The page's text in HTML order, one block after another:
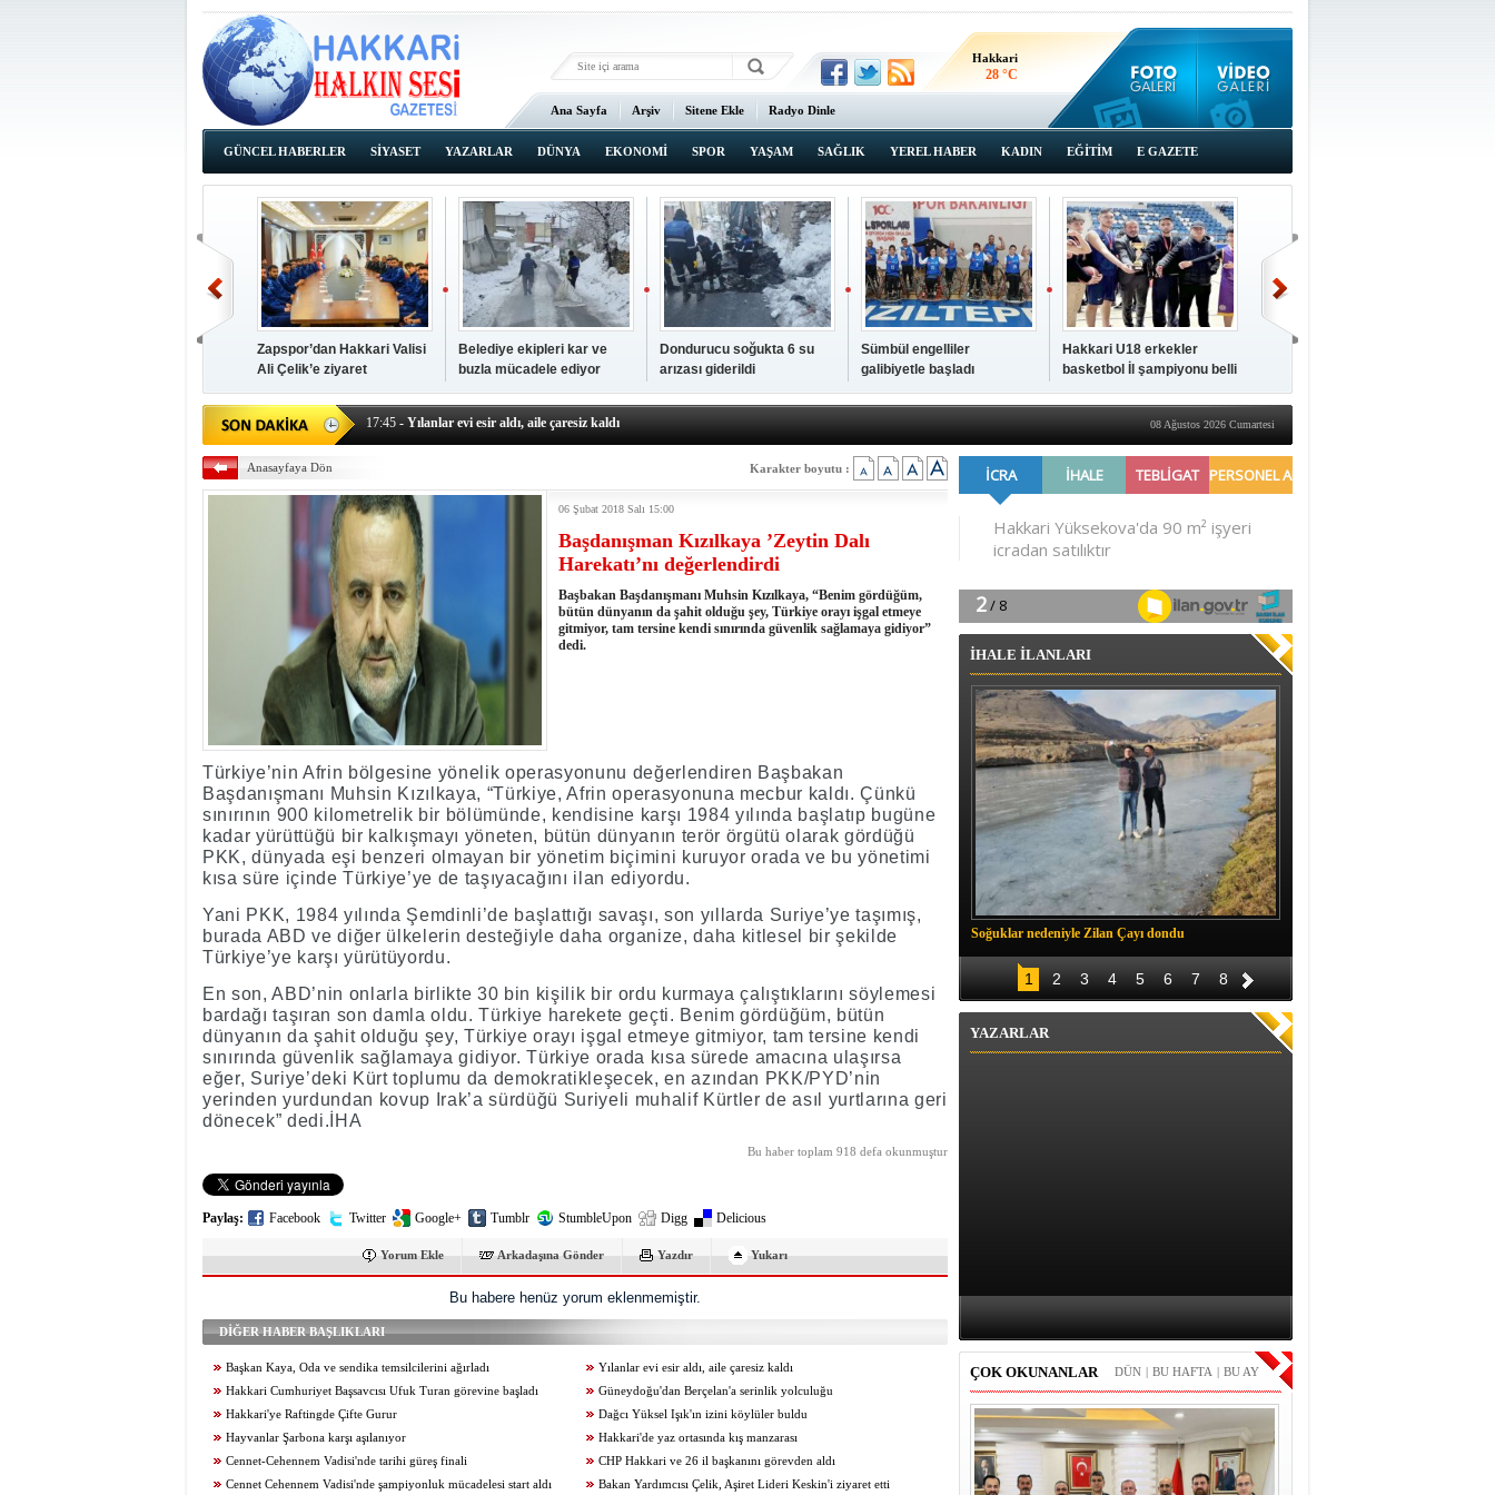
Hakkari
28 °C
Ana Sayfa Arşiv Sitene Ekle Radyo Dinle
GÜNCEL HABERLER SİYASET YAZARLAR DÜNYA EKONOMİ SPOR YAŞAM SAĞLIK YEREL HABER KADIN EĞİTİM E GAZETE
Zapspor’dan Hakkari Valisi
Ali Çelik’e ziyaret
Belediye ekipleri kar ve
buzla mücadele ediyor
Dondurucu soğukta 6 su
arızası giderildi
Sümbül engelliler
galibiyetle başladı
Hakkari U18 erkekler
basketbol İl şampiyonu belli
oldu
Toplantısı yapıldı
17:45 - Yılanlar evi esir aldı, aile çaresiz kaldı
17:43- Hakkari Cumhuriyet Başsavcısı Ufuk Turan görevine başladı
17:37- Başkan Büyüksu: Gençlerimiz için geleceğe yatırım yapıyoruz
17:35- Hakkari'ye Raftingde Çifte Gurur
17:32
- Dağcı Yüksel Işık'ın izini köylüler buldu
17:30 - Hayvanlar Şarbona karşı aşılanıyor
17:27- Hakkari'de yaz ortasında kış manzarası
19:22- Cennet-Cehennem Vadisi'nde tarihi güreş finali
19:19 - CHP Hakkari ve 26 il başkanını görevden aldı
19:17- Cennet Cehennem Vadisi'nde şampiyonluk mücadelesi start aldı
19:13- Bakan Yardımcısı Çelik, Aşiret Lideri Keskin'i ziyaret etti
19:10- Hakkari'de 503 kilogram Esrar ele geçirildi
19:08 - Bakan Yardımcısı Ali Çelik Hakkari’de sevgi seli
08 Ağustos 2026 Cumartesi
Anasayfaya Dön Karakter boyutu :
06 Şubat 2018 Salı 15:00
Başdanışman Kızılkaya ’Zeytin Dalı
Harekatı’nı değerlendirdi
Başbakan Başdanışmanı Muhsin Kızılkaya, “Benim gördüğüm,
bütün dünyanın da şahit olduğu şey, Türkiye orayı işgal etmeye
gitmiyor, tam tersine kendi sınırında güvenlik sağlamaya gidiyor”
dedi.
Türkiye’nin Afrin bölgesine yönelik operasyonunu değerlendiren Başbakan
Başdanışmanı Muhsin Kızılkaya, “Türkiye, Afrin operasyonuna mecbur kaldı. Çünkü
sınırının 900 kilometrelik bir bölümünde, kendisine karşı 1984 yılında başlatıp bugüne
kadar yürüttüğü bir kalkışmayı yöneten, bütün dünyanın terör örgütü olarak gördüğü
PKK, dünyada eşi benzeri olmayan bir yönetim biçimini kuruyor orada ve bu yönetimi
kısa süre içinde Türkiye’ye de taşıyacağını ilan ediyordu.
Yani PKK, 1984 yılında Şemdinli’de başlattığı savaşı, son yıllarda Suriye’ye taşımış,
burada ABD ve diğer ülkelerin desteğiyle daha organize, daha kitlesel bir şekilde
Türkiye’ye karşı yürütüyordu.
En son, ABD’nin onlarla birlikte 30 bin kişilik bir ordu kurmaya çalıştıklarını söylemesi
bardağı taşıran son damla oldu. Türkiye harekete geçti. Benim gördüğüm, bütün
dünyanın da şahit olduğu şey, Türkiye orayı işgal etmeye gitmiyor, tam tersine kendi
sınırında güvenlik sağlamaya gidiyor. Türkiye orada kısa sürede amacına ulaşırsa
eğer, Suriye’deki Kürt toplumu da demokratikleşecek, en azından PKK/PYD’nin
yerinden yurdundan kovup Irak’a sürdüğü Suriyeli muhalif Kürtler de asıl yurtlarına geri
dönecek” dedi.İHA
Bu haber toplam 918 defa okunmuştur
Paylaş: Facebook Twitter Google+ Tumblr StumbleUpon Digg Delicious
Yorum Ekle Arkadaşına Gönder Yazdır Yukarı
Bu habere henüz yorum eklenmemiştir.
DİĞER HABER BAŞLIKLARI
Başkan Kaya, Oda ve sendika temsilcilerini ağırladı
Yılanlar evi esir aldı, aile çaresiz kaldı
Hakkari Cumhuriyet Başsavcısı Ufuk Turan görevine başladı
Güneydoğu'dan Berçelan'a serinlik yolculuğu
Hakkari'ye Raftingde Çifte Gurur
Dağcı Yüksel Işık'ın izini köylüler buldu
Hayvanlar Şarbona karşı aşılanıyor
Hakkari'de yaz ortasında kış manzarası
Cennet-Cehennem Vadisi'nde tarihi güreş finali
CHP Hakkari ve 26 il başkanını görevden aldı
Cennet Cehennem Vadisi'nde şampiyonluk mücadelesi start aldı
Bakan Yardımcısı Çelik, Aşiret Lideri Keskin'i ziyaret etti
İHALE İLANLARI
Soğuklar nedeniyle Zilan Çayı dondu
1 2 3 4 5 6 7 8
YAZARLAR
ÇOK OKUNANLAR BU AY
|
BU HAFTA
|
DÜN